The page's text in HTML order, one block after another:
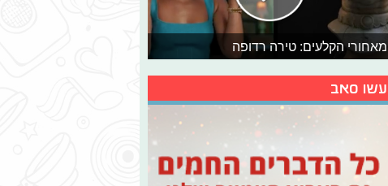
מאחורי הקלעים: טירה רדופה
עשו סאב